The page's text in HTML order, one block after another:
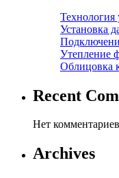
Технология
Установка
Утепление
Облицовка
Recent
Нет
Archives